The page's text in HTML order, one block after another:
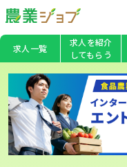
求人一覧
求人を紹介
してもらう